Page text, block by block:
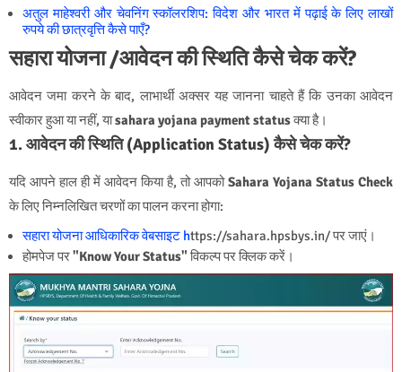
अतुल माहेश्वरी और चेवनिंग स्कॉलरशिप: विदेश और भारत में पढ़ाई के लिए लाखों
रुपये की छात्रवृत्ति कैसे पाएँ?
सहारा योजना /आवेदन की स्थिति कैसे चेक करें?
आवेदन जमा करने के बाद, लाभार्थी अक्सर यह जानना चाहते हैं कि उनका आवेदन
स्वीकार हुआ या नहीं, याsahara yojana payment statusक्या है।
1. आवेदन की स्थिति (Application Status) कैसे चेक करें?
यदि आपने हाल ही में आवेदन किया है, तो आपकोSahara Yojana Status Check
के लिए निम्नलिखित चरणों का पालन करना होगा:
सहारा योजना आधिकारिक वेबसाइट https://sahara.hpsbys.in/पर जाएं।
होमपेज पर"Know Your Status"विकल्प पर क्लिक करें।